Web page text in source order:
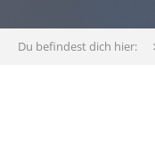
Du befindest dich hier: